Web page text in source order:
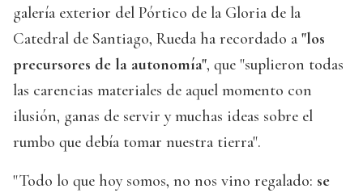
galería exterior del Pórtico de la Gloria de la
Catedral de Santiago, Rueda ha recordado a "los
precursores de la autonomía", que "suplieron todas
las carencias materiales de aquel momento con
ilusión, ganas de servir y muchas ideas sobre el
rumbo que debía tomar nuestra tierra".
"Todo lo que hoy somos, no nos vino regalado: se